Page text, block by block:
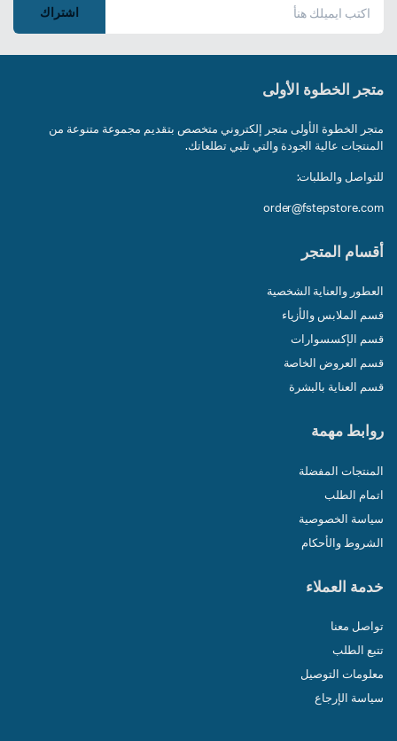
اشتراك
متجر الخطوة الأولى
متجر الخطوة الأولى متجر إلكتروني متخصص بتقديم مجموعة متنوعة من
المنتجات عالية الجودة والتي تلبي تطلعاتك.
للتواصل والطلبات:
order@fstepstore.com
أقسام المتجر
العطور والعناية الشخصية
قسم الملابس والأزياء
قسم الإكسسوارات
قسم العروض الخاصة
قسم العناية بالبشرة
روابط مهمة
المنتجات المفضلة
اتمام الطلب
سياسة الخصوصية
الشروط والأحكام
خدمة العملاء
تواصل معنا
تتبع الطلب
معلومات التوصيل
سياسة الإرجاع